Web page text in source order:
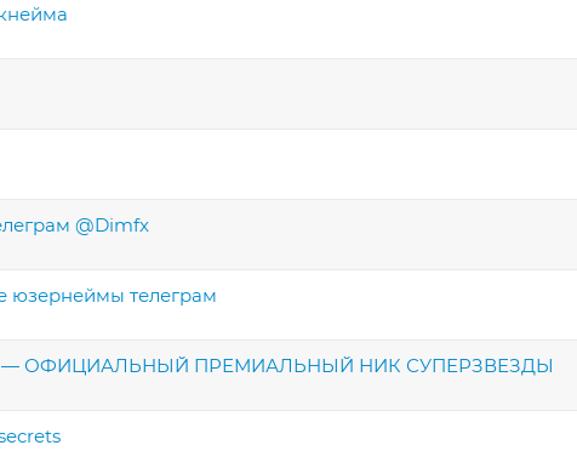
@Dimfx
юзернеймы телеграм
— ОФИЦИАЛЬНЫЙ ПРЕМИАЛЬНЫЙ НИК СУПЕРЗВЕЗДЫ